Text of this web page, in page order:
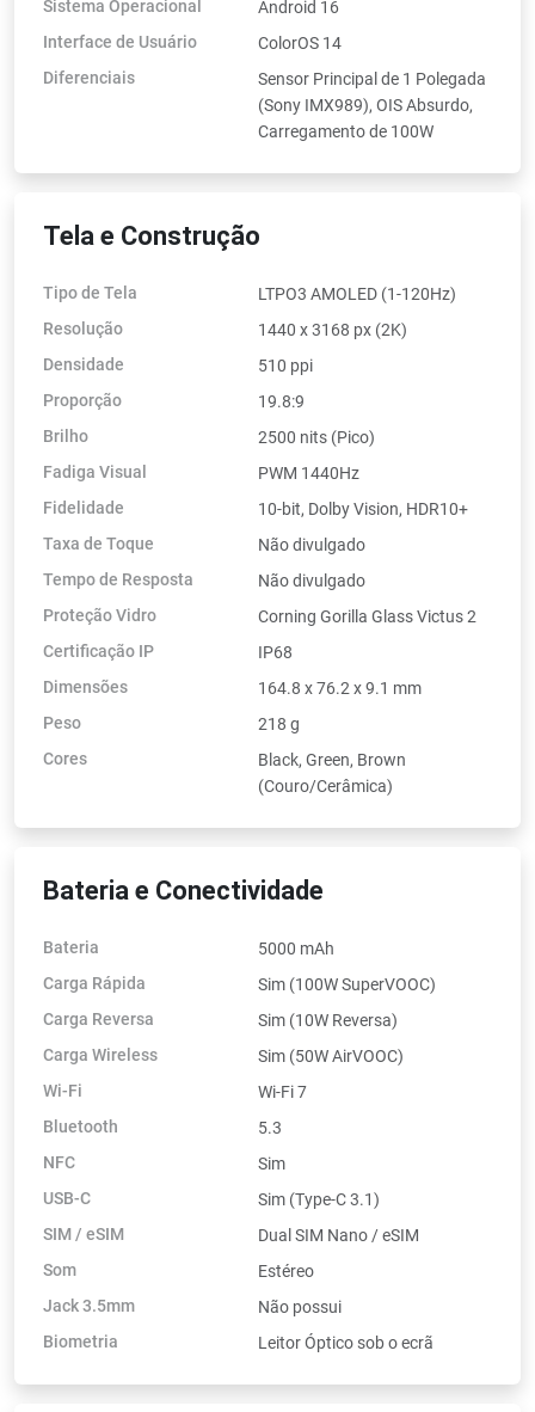
Sistema Operacional
Android 16
Interface de Usuário
ColorOS 14
Diferenciais
Sensor Principal de 1 Polegada
(Sony IMX989), OIS Absurdo,
Carregamento de 100W
Tela e Construção
Tipo de Tela
LTPO3 AMOLED (1-120Hz)
Resolução
1440 x 3168 px (2K)
Densidade
510 ppi
Proporção
19.8:9
Brilho
2500 nits (Pico)
Fadiga Visual
PWM 1440Hz
Fidelidade
10-bit, Dolby Vision, HDR10+
Taxa de Toque
Não divulgado
Tempo de Resposta
Não divulgado
Proteção Vidro
Corning Gorilla Glass Victus 2
Certificação IP
IP68
Dimensões
164.8 x 76.2 x 9.1 mm
Peso
218 g
Cores
Black, Green, Brown
(Couro/Cerâmica)
Bateria e Conectividade
Bateria
5000 mAh
Carga Rápida
Sim (100W SuperVOOC)
Carga Reversa
Sim (10W Reversa)
Carga Wireless
Sim (50W AirVOOC)
Wi-Fi
Wi-Fi 7
Bluetooth
5.3
NFC
Sim
USB-C
Sim (Type-C 3.1)
SIM / eSIM
Dual SIM Nano / eSIM
Som
Estéreo
Jack 3.5mm
Não possui
Biometria
Leitor Óptico sob o ecrã